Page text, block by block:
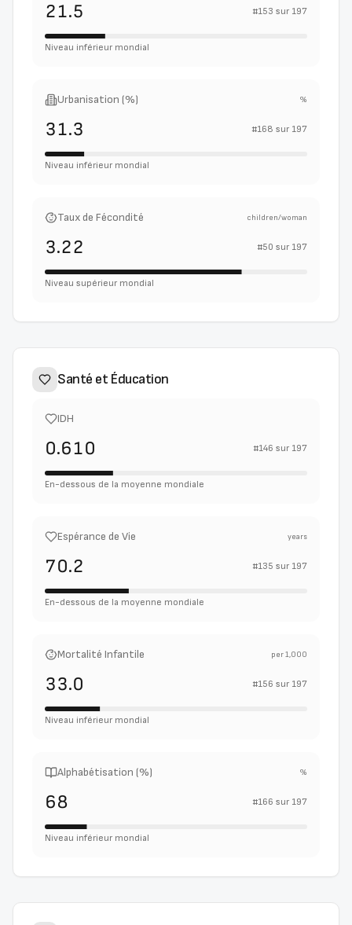
21.5 #153 sur 197
Niveau inférieur mondial
Urbanisation (%) %
31.3 #168 sur 197
Niveau inférieur mondial
Taux de Fécondité children/woman
3.22 #50 sur 197
Niveau supérieur mondial
Santé et Éducation
IDH
0.610 #146 sur 197
En-dessous de la moyenne mondiale
Espérance de Vie years
70.2 #135 sur 197
En-dessous de la moyenne mondiale
Mortalité Infantile per 1,000
33.0 #156 sur 197
Niveau inférieur mondial
Alphabétisation (%) %
68 #166 sur 197
Niveau inférieur mondial